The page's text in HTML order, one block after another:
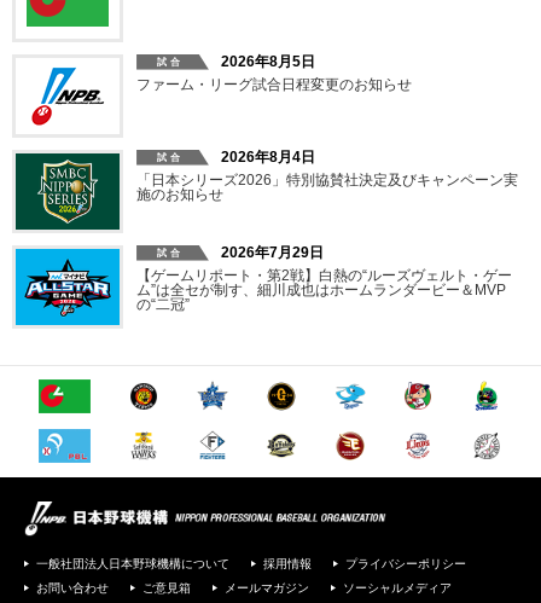
2026年8月5日
ファーム・リーグ試合日程変更のお知らせ
2026年8月4日
「日本シリーズ2026」特別協賛社決定及びキャンペーン実
施のお知らせ
2026年7月29日
【ゲームリポート・第2戦】白熱の“ルーズヴェルト・ゲー
ム”は全セが制す、細川成也はホームランダービー＆MVP
の“二冠”
一般社団法人日本野球機構について 採用情報
プライバシーポリシー
お問い合わせ
ご意見箱 メールマガジン ソーシャルメディア